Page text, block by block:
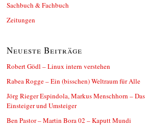
Sachbuch & Fachbuch
Zeitungen
Neueste Beiträge
Robert Gödl – Linux intern verstehen
Rabea Rogge – Ein (bisschen) Weltraum für Alle
Jörg Rieger Espindola, Markus Menschhorn –
Einsteiger und Umsteiger
Ben Pastor – Martin Bora 02 – Kaputt Mundi